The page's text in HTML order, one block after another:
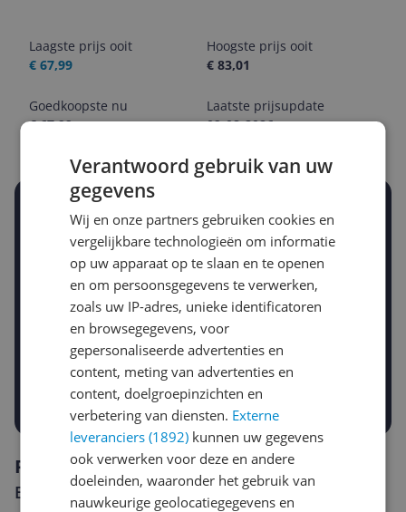
Laagste prijs ooit
€ 67,99
Hoogste prijs ooit
€ 83,01
Goedkoopste nu
€ 67,99
Laatste prijsupdate
09-08-2026
Stel een alert in en mis geen prijsdaling
Krijg een seintje zodra de prijs zakt
Jouw e-mailadres
Gewenste daling of bedrag
-5% -10% -15%
€
Prijsalert aanzetten
Reviews
Er zijn nog geen reviews geschreven
Verantwoord gebruik van uw
gegevens
Wij en onze partners gebruiken cookies en
vergelijkbare technologieën om informatie
op uw apparaat op te slaan en te openen
en om persoonsgegevens te verwerken,
zoals uw IP-adres, unieke identificatoren
en browsegegevens, voor
gepersonaliseerde advertenties en
content, meting van advertenties en
content, doelgroepinzichten en
verbetering van diensten. Externe
leveranciers (1892) kunnen uw gegevens
ook verwerken voor deze en andere
doeleinden, waaronder het gebruik van
nauwkeurige geolocatiegegevens en